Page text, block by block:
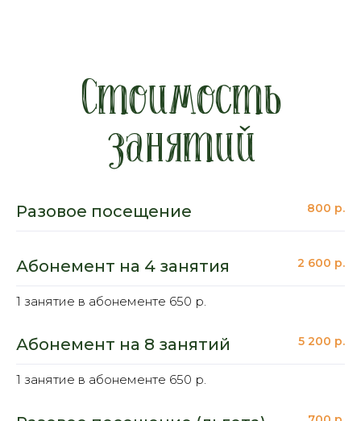
Стоимость
занятий
Разовое посещение 800 р.
Абонемент на 4 занятия 2 600 р.
1 занятие в абонементе 650 р.
Абонемент на 8 занятий 5 200 р.
1 занятие в абонементе 650 р.